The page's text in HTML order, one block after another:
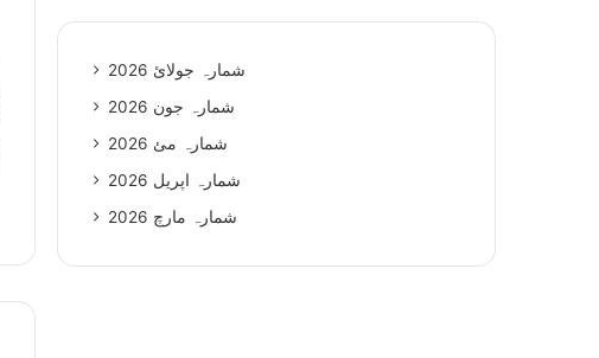
شمارہ جولائ 2026
شمارہ جون 2026
شمارہ مئ 2026
شمارہ اپریل 2026
شمارہ مارچ 2026